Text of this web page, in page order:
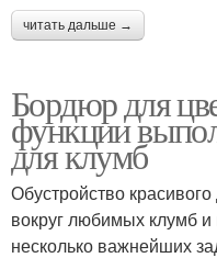
читать дальше →
Бордюр для
функции
для клумб
Обустройство
вокруг любимых клумб и
несколько важнейших